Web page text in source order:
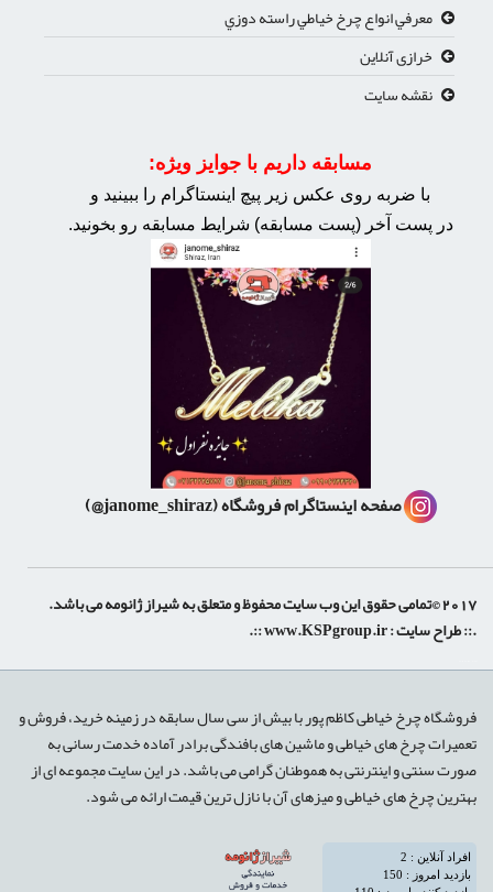
معرفي انواع چرخ خياطي راسته دوزي
خرازی آنلاین
نقشه سایت
مسابقه داریم با جوایز ویژه:
با ضربه روی عکس زیر پیچ اینستاگرام را ببینید و
در پست آخر (پست مسابقه) شرایط مسابقه رو بخونید.
صفحه اینستاگرام فروشگاه(janome_shiraz@)
2017 ©تمامی حقوق این وب سایت محفوظ و متعلق به شیراز ژانومه می باشد.
.:: طراح سایت :www.KSPgroup.ir
::.
فروشگاه چرخ خیاطی کاظم پور با بیش از سی سال سابقه در زمینه خرید، فروش و
تعمیرات چرخ های خیاطی و ماشین های بافندگی برادر آماده خدمت رسانی به
صورت سنتی و اینترنتی به هموطنان گرامی می باشد. در این سایت مجموعه ای از
بهترین چرخ های خیاطی و میزهای آن با نازل ترین قیمت ارائه می شود.